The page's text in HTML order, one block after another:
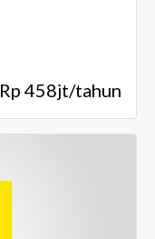
Rp 458jt/tahun